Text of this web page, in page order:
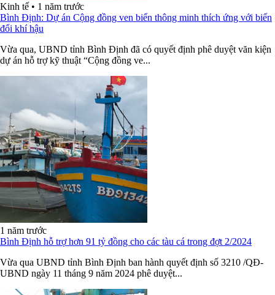
Kinh tế • 1 năm trước
Bình Định: Dự án Cộng đồng ven biển thông minh thích ứng với biến
đổi khí hậu
Vừa qua, UBND tỉnh Bình Định đã có quyết định phê duyệt văn kiện
dự án hỗ trợ kỹ thuật “Cộng đồng ve...
1 năm trước
Bình Định hỗ trợ hơn 91 tỷ đồng cho các tàu cá trong đợt 2/2024
Vừa qua UBND tỉnh Bình Định ban hành quyết định số 3210 /QĐ-
UBND ngày 11 tháng 9 năm 2024 phê duyệt...